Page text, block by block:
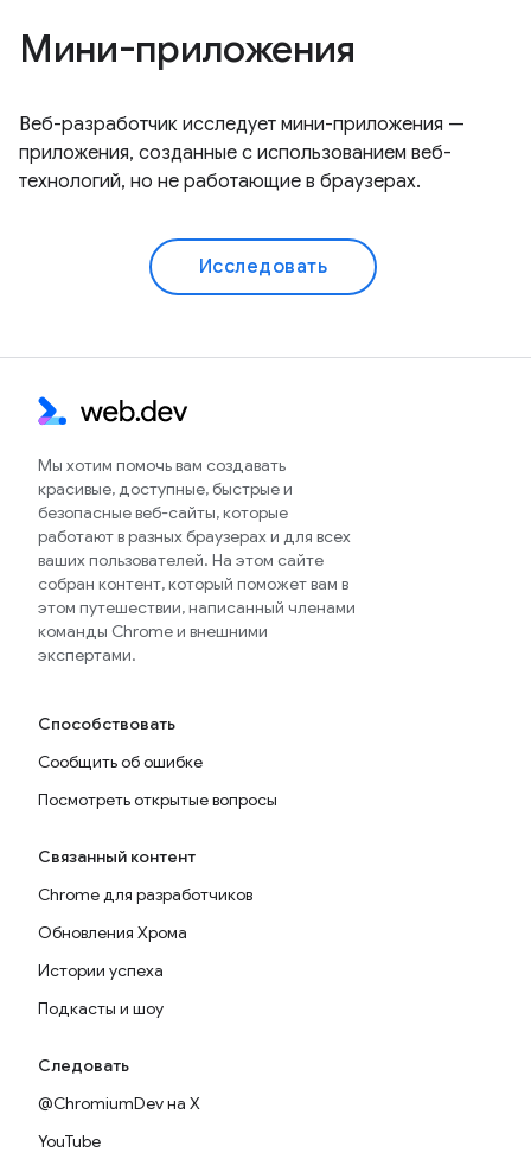
Мини-приложения
Веб-разработчик исследует мини-приложения —
приложения, созданные с использованием веб-
технологий, но не работающие в браузерах.
Исследовать
Мы хотим помочь вам создавать
красивые, доступные, быстрые и
безопасные веб-сайты, которые
работают в разных браузерах и для всех
ваших пользователей. На этом сайте
собран контент, который поможет вам в
этом путешествии, написанный членами
команды Chrome и внешними
экспертами.
Способствовать
Сообщить об ошибке
Посмотреть открытые вопросы
Связанный контент
Chrome для разработчиков
Обновления Хрома
Истории успеха
Подкасты и шоу
Следовать
@ChromiumDev на X
YouTube